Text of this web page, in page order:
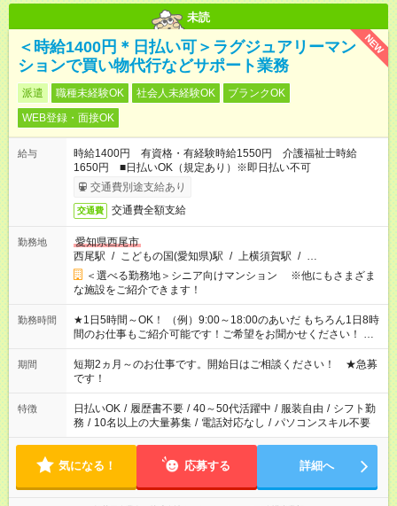
未読
NEW
＜時給1400円＊日払い可＞ラグジュアリーマン
ションで買い物代行などサポート業務
派遣 職種未経験OK 社会人未経験OK
ブランクOK
WEB登録・面接OK
給与
時給1400円 有資格・有経験時給1550円 介護福祉士時給
1650円 ■日払いOK（規定あり）※即日払い不可
交通費別途支給あり
交通費 交通費全額支給
勤務地
愛知県西尾市
西尾駅 / こどもの国(愛知県)駅 / 上横須賀駅 / …
＜選べる勤務地＞シニア向けマンション ※他にもさまざま
な施設をご紹介できます！
勤務時間
★1日5時間～OK！ （例）9:00～18:00のあいだ もちろん1日8時
間のお仕事もご紹介可能です！ご希望をお聞かせください！ ★
家庭の都合でお休みが必要な場合も遠慮なくご相談ください。
※週最低15時間以上の勤務が必要です
期間
短期2ヵ月～のお仕事です。開始日はご相談ください！ ★急募
です！
特徴 日払いOK / 履歴書不要 / 40～50代活躍中 / 服装自由 / シフト勤
務 / 10名以上の大量募集 / 電話対応なし / パソコンスキル不要
気になる！ 応募する 詳細へ